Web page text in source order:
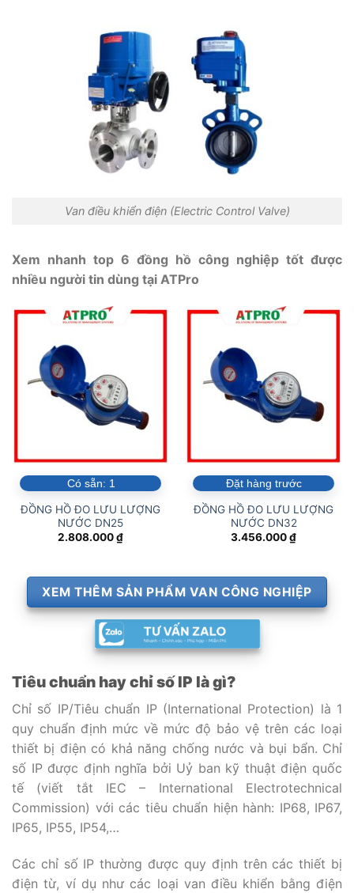
Van điều khiển điện (Electric Control Valve)
Xem nhanh top 6 đồng hồ công nghiệp tốt được
nhiều người tin dùng tại ATPro
Có sẵn: 1
ĐỒNG HỒ ĐO LƯU LƯỢNG
NƯỚC DN25
2.808.000₫
Đặt hàng trước
ĐỒNG HỒ ĐO LƯU LƯỢNG
NƯỚC DN32
3.456.000₫
XEM THÊM SẢN PHẨM VAN CÔNG NGHIỆP
Tiêu chuẩn hay chỉ số IP là gì?
Chỉ số IP/Tiêu chuẩn IP (International Protection) là 1
quy chuẩn định mức về mức độ bảo vệ trên các loại
thiết bị điện có khả năng chống nước và bụi bẩn. Chỉ
số IP được định nghĩa bởi Uỷ ban kỹ thuật điện quốc
tế (viết tắt IEC – International Electrotechnical
Commission) với các tiêu chuẩn hiện hành: IP68, IP67,
IP65, IP55, IP54,…
Các chỉ số IP thường được quy định trên các thiết bị
điện từ, ví dụ như các loại van điều khiển bằng điện